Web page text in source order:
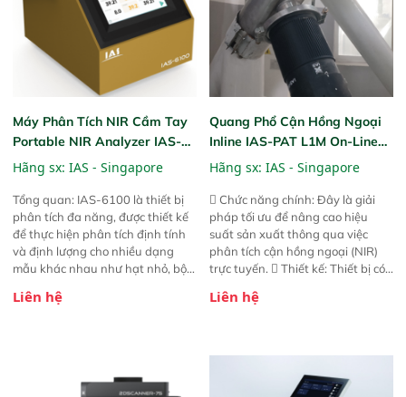
Máy Phân Tích NIR Cầm Tay
Portable NIR Analyzer IAS-
6100
Hãng sx: IAS - Singapore
Tổng quan: IAS-6100 là thiết bị
phân tích đa năng, được thiết kế
để thực hiện phân tích định tính
và định lượng cho nhiều dạng
mẫu khác nhau như hạt nhỏ, bột,
này cho phép bất kỳ ai cũng có
thức ăn chăn nuôi, nguyên liệu
Liên hệ
Quang Phổ Cận Hồng Ngoại
Inline IAS-PAT L1M On-Line
NIR
Hãng sx: IAS - Singapore
 Chức năng chính: Đây là giải
pháp tối ưu để nâng cao hiệu
suất sản xuất thông qua việc
phân tích cận hồng ngoại (NIR)
trực tuyến.  Thiết kế: Thiết bị có
hỗ trợ tản nhiệt tăng cường và đã
năng theo dõi thông số theo thời
gian thực và trực quan hóa dữ
liệu để tăng chỉ số ROI cho doanh
Liên hệ